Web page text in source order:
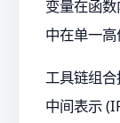
变量在函
中在单一高
工具链组
中间表示